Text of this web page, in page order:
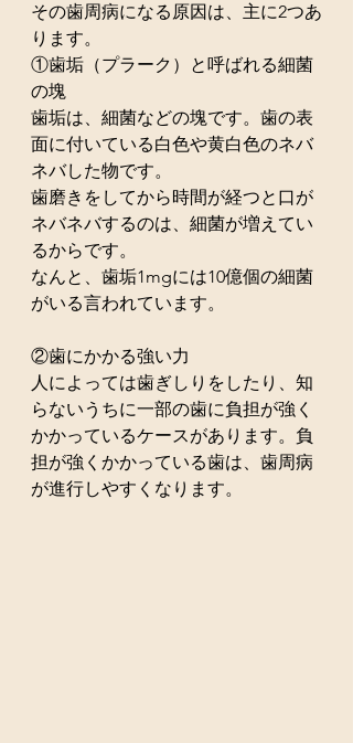
その歯周病になる原因は、主に2つあ
ります。
①歯垢（プラーク）と呼ばれる細菌
の塊
歯垢は、細菌などの塊です。歯の表
面に付いている白色や黄白色のネバ
ネバした物です。
歯磨きをしてから時間が経つと口が
ネバネバするのは、細菌が増えてい
るからです。
なんと、歯垢1mgには10億個の細菌
がいる言われています。
②歯にかかる強い力
人によっては歯ぎしりをしたり、知
らないうちに一部の歯に負担が強く
かかっているケースがあります。負
担が強くかかっている歯は、歯周病
が進行しやすくなります。